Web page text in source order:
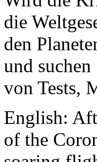
die
den
und
von Tests,
English:
of the